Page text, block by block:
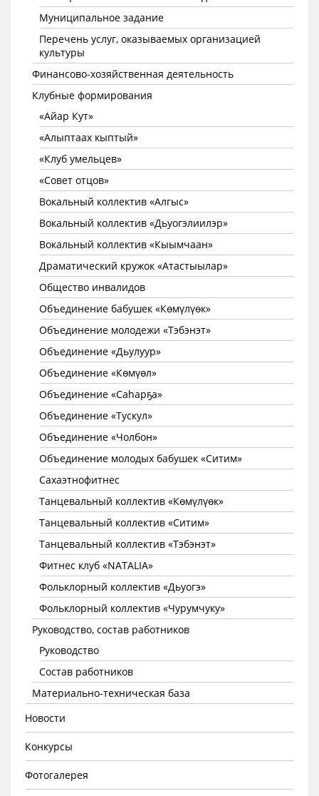
Муниципальное задание
Перечень услуг, оказываемых организацией
культуры
Финансово-хозяйственная деятельность
Клубные формирования
«Айар Кут»
«Алыптаах кыптый»
«Клуб умельцев»
«Совет отцов»
Вокальный коллектив «Алгыс»
Вокальный коллектив «Дьуогэлиилэр»
Вокальный коллектив «Кыымчаан»
Драматический кружок «Атастыылар»
Общество инвалидов
Объединение бабушек «Көмүлүөк»
Объединение молодежи «Тэбэнэт»
Объединение «Дьулуур»
Объединение «Көмүөл»
Объединение «Саhарҕа»
Объединение «Тускул»
Объединение «Чолбон»
Объединение молодых бабушек «Ситим»
Сахаэтнофитнес
Танцевальный коллектив «Көмүлүөк»
Танцевальный коллектив «Ситим»
Танцевальный коллектив «Тэбэнэт»
Фитнес клуб «NATALIA»
Фольклорный коллектив «Дьуогэ»
Фольклорный коллектив «Чурумчуку»
Руководство, состав работников
Руководство
Состав работников
Материально-техническая база
Новости
Конкурсы
Фотогалерея